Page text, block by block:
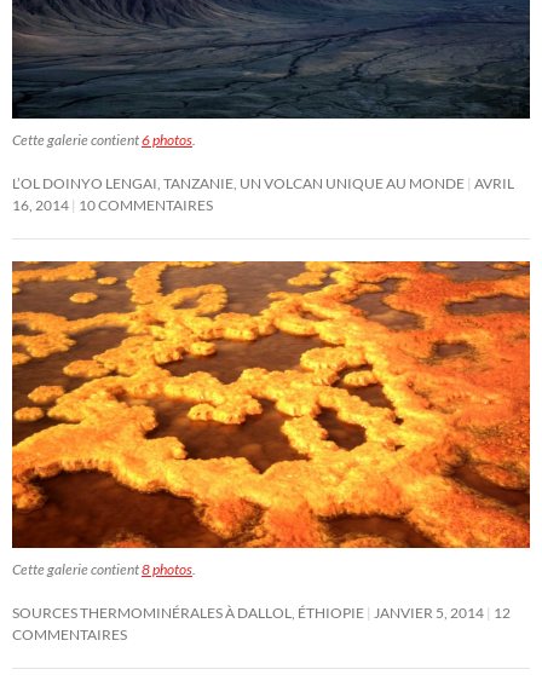
Cette galerie contient6 photos.
L’OL DOINYO LENGAI, TANZANIE, UN VOLCAN UNIQUE AU MONDE AVRIL
16, 2014 10 COMMENTAIRES
Cette galerie contient8 photos.
SOURCES THERMOMINÉRALES À DALLOL, ÉTHIOPIE JANVIER 5, 2014 12
COMMENTAIRES